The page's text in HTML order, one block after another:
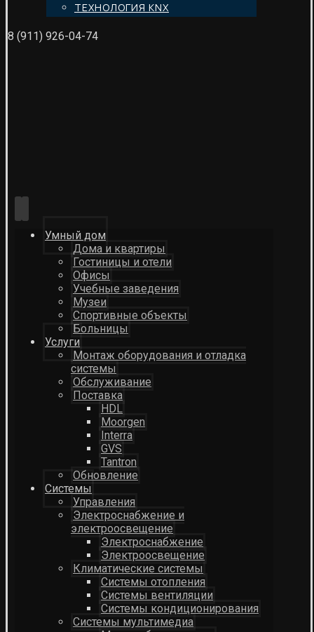
ТЕХНОЛОГИЯ KNX
8 (911) 926-04-74
Умный дом
Дома и квартиры
Гостиницы и отели
Офисы
Учебные заведения
Музеи
Спортивные объекты
Больницы
Услуги
Монтаж оборудования и отладка
системы
Обслуживание
Поставка
HDL
Moorgen
Interra
GVS
Tantron
Обновление
Системы
Управления
Электроснабжение и
электроосвещение
Электроснабжение
Электроосвещение
Климатические системы
Системы отопления
Системы вентиляции
Системы кондиционирования
Системы мультимедиа